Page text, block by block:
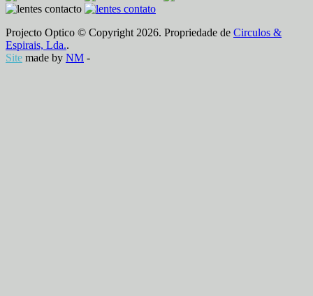
Projecto Optico © Copyright 2026. Propriedade de Circulos &
Espirais, Lda..
Site made by NM -